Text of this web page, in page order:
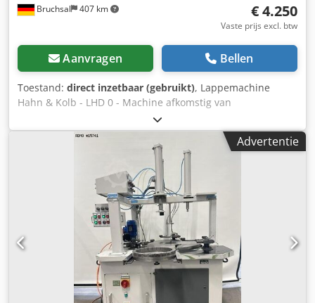
Bruchsal 407 km € 4.250
Vaste prijs excl. btw
Aanvragen Bellen
Toestand: direct inzetbaar (gebruikt), Lappemachine
Hahn & Kolb - LHD 0 - Machine afkomstig van
overheidsinstelling / originele staat - Diameter lapplaat:
400 mm - Max. werkstukhoogte: 120 mm - Maximale
afstand tussen de gietijzeren lapplaten: 80 mm -
Toerentalbereik: 40-80-160 omw/min - Toerental
aandrijfmotor: 700/1400/2800 omw/min - Totaal vermogen:
1,8 - 2,7 kW - Afdraai-inrichting – handbediend - Diverse
lapkooien - Documentatie Dedpfx Abozbz Ttj Eock
Afmetingen: LxBxH 1,4x1,3x1,9 meter / Gewicht 1700 kg
Fouten en invoerfouten voorbehouden
Advertentie